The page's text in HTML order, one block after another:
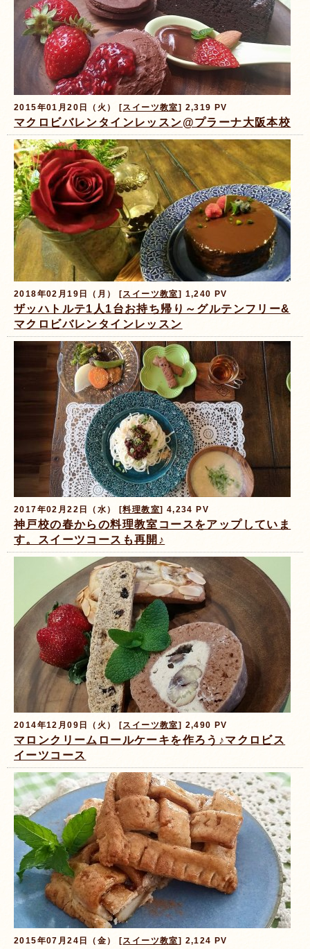
2015年01月20日（火） [スイーツ教室] 2,319 PV
マクロビバレンタインレッスン@プラーナ大阪本校
2018年02月19日（月） [スイーツ教室] 1,240 PV
ザッハトルテ1人1台お持ち帰り～グルテンフリー&
マクロビバレンタインレッスン
2017年02月22日（水） [料理教室] 4,234 PV
神戸校の春からの料理教室コースをアップしていま
す。スイーツコースも再開♪
2014年12月09日（火） [スイーツ教室] 2,490 PV
マロンクリームロールケーキを作ろう♪マクロビス
イーツコース
2015年07月24日（金） [スイーツ教室] 2,124 PV